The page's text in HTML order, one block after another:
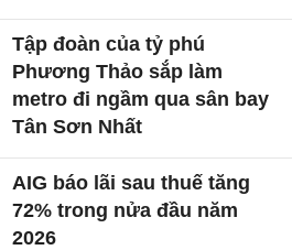
Tập đoàn của tỷ phú
Phương Thảo sắp làm
metro đi ngầm qua sân bay
Tân Sơn Nhất
AIG báo lãi sau thuế tăng
72% trong nửa đầu năm
2026